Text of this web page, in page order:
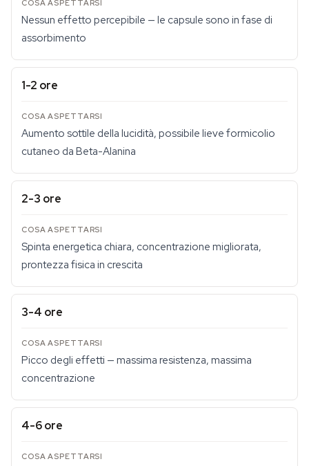
Nessun effetto percepibile — le capsule sono in fase di
assorbimento
1-2 ore
Aumento sottile della lucidità, possibile lieve formicolio
cutaneo da Beta-Alanina
2-3 ore
Spinta energetica chiara, concentrazione migliorata,
prontezza fisica in crescita
3-4 ore
Picco degli effetti — massima resistenza, massima
concentrazione
4-6 ore